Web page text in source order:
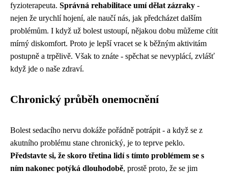
fyzioterapeuta. Správná rehabilitace umí dělat zázraky -
nejen že urychlí hojení, ale naučí nás, jak předcházet dalším
problémům. I když už bolest ustoupí, nějakou dobu můžeme cítit
mírný diskomfort. Proto je lepší vracet se k běžným aktivitám
postupně a trpělivě. Však to znáte - spěchat se nevyplácí, zvlášť
když jde o naše zdraví.
Chronický průběh onemocnění
Bolest sedacího nervu dokáže pořádně potrápit - a když se z
akutního problému stane chronický, je to teprve peklo.
Představte si, že skoro třetina lidí s tímto problémem se s
ním nakonec potýká dlouhodobě, prostě proto, že se jim